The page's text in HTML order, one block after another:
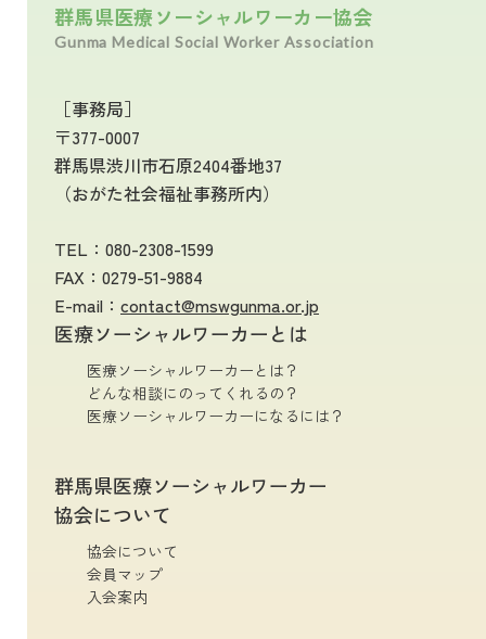
群馬県医療ソーシャルワーカー協会
Gunma Medical Social Worker Association
［事務局］
〒377-0007
群馬県渋川市石原2404番地37
（おがた社会福祉事務所内）
TEL： 080-2308-1599
FAX：0279-51-9884
E-mail： contact@mswgunma.or.jp
医療ソーシャルワーカーとは
医療ソーシャルワーカーとは？
どんな相談にのってくれるの？
医療ソーシャルワーカーになるには？
群馬県医療ソーシャルワーカー
協会について
協会について
会員マップ
入会案内